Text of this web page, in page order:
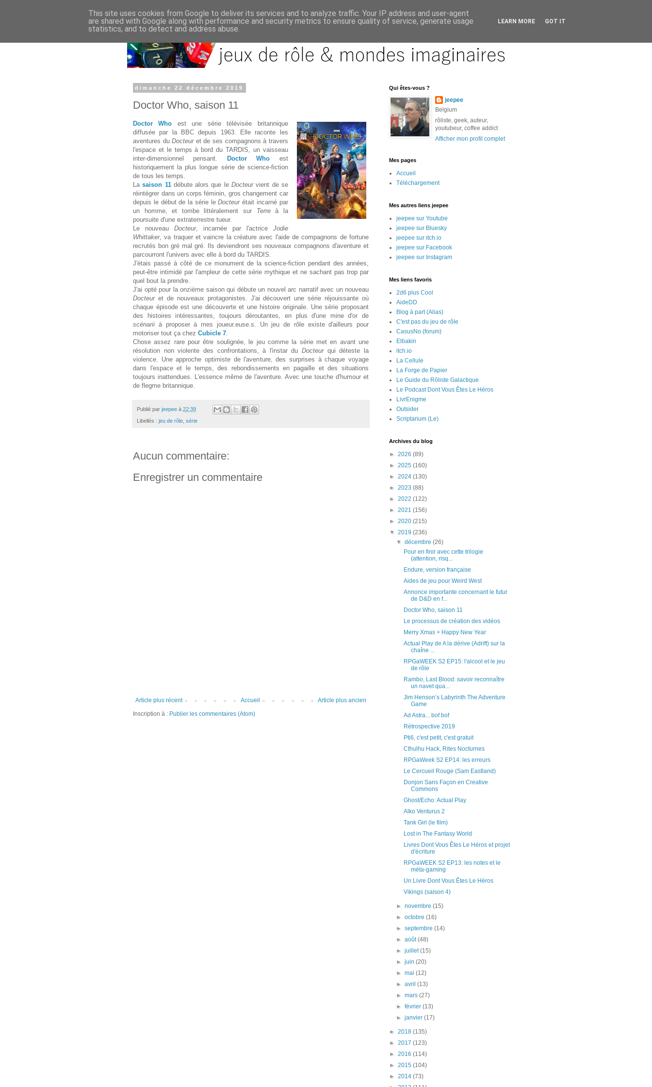
dimanche 22 décembre 2019
Doctor Who, saison 11
Doctor Who est une série télévisée britannique
diffusée par la BBC depuis 1963. Elle raconte les
aventures duDocteur et de ses compagnons à travers
l'espace et le temps à bord du TARDIS, un vaisseau
inter-dimensionnel pensant. Doctor Who est
historiquement la plus longue série de science-fiction
de tous les temps.
Lasaison 11débute alors que le Docteurvient de se
réintégrer dans un corps féminin, gros changement car
depuis le début de la série leDocteurétait incarné par
un homme, et tombe littéralement sur Terreà la
poursuite d'une extraterrestre tueur.
Le nouveau Docteur, incarnée par l'actrice Jodie
Whittaker, va traquer et vaincre la créature avec l'aide de compagnons de fortune
recrutés bon gré mal gré. Ils deviendront ses nouveaux compagnons d'aventure et
parcourront l'univers avec elle à bord du TARDIS.
J'étais passé à côté de ce monument de la science-fiction pendant des années,
peut-être intimidé par l'ampleur de cette série mythique et ne sachant pas trop par
quel bout la prendre.
J'ai opté pour la onzième saison qui débute un nouvel arc narratif avec un nouveau
Docteur et de nouveaux protagonistes. J'ai découvert une série réjouissante où
chaque épisode est une découverte et une histoire originale. Une série proposant
des histoires intéressantes, toujours déroutantes, en plus d'une mine d'or de
scénarii à proposer à mes joueur.euse.s. Un jeu de rôle existe d'ailleurs pour
motoriser tout ça chez Cubicle 7
Chose assez rare pour être soulignée, le jeu comme la série met en avant une
résolution non violente des confrontations, à l'instar duDocteur qui déteste la
violence. Une approche optimiste de l'aventure, des surprises à chaque voyage
dans l'espace et le temps, des rebondissements en pagaille et des situations
toujours inattendues. L'essence même de l'aventure. Avec une touche d'humour et
de flegme britannique.
Publié par jeepee à 22:39
Libellés : jeu de rôle série
Aucun commentaire:
Enregistrer un commentaire
Article plus récent Article plus ancien
Accueil
Inscription à : Publier les commentaires (Atom)
Qui êtes-vous ?
jeepee
Belgium
rôliste, geek, auteur,
youtubeur, coffee addict
Afficher mon profil complet
Mes pages
Accueil
Téléchargement
Mes autres liens jeepee
jeepee sur Youtube
jeepee sur Bluesky
jeepee sur itch.io
jeepee sur Facebook
jeepee sur Instagram
Mes liens favoris
2d6 plus Cool
AideDD
Blog à part (Alias)
C'est pas du jeu de rôle
CasusNo (forum)
Elbakin
itch.io
La Cellule
La Forge de Papier
Le Guide du Rôliste Galactique
Le Podcast Dont Vous Êtes Le Héros
LivrEnigme
Outsider
Scriptarium (Le)
Archives du blog
► 2026 (89)
► 2025 (160)
► 2024 (130)
► 2023 (88)
► 2022 (122)
► 2021 (156)
► 2020 (215)
▼ 2019 (236)
▼décembre(26)
Pour en finir avec cette trilogie
(attention, risq...
Endure, version française
Aides de jeu pour Weird West
Annonce importante concernant le futur
de D&D en f...
Doctor Who, saison 11
Le processus de création des vidéos
Merry Xmas + Happy New Year
Actual Play de A la dérive (Adrift) sur la
chaîne ...
RPGaWEEK S2 EP15: l'alcool et le jeu
de rôle
Rambo, Last Blood: savoir reconnaître
un navet qua...
Jim Henson’s Labyrinth The Adventure
Game
Ad Astra... bof bof
Rétrospective 2019
Pti6, c'est petit, c'est gratuit
Cthulhu Hack, Rites Nocturnes
RPGaWeek S2 EP14: les erreurs
Le Cercueil Rouge (Sam Eastland)
Donjon Sans Façon en Creative
Commons
Ghost/Echo: Actual Play
Alko Venturus 2
Tank Girl (le film)
Lost in The Fantasy World
Livres Dont Vous Êtes Le Héros et projet
d'écriture
RPGaWEEK S2 EP13: les notes et le
méta-gaming
Un Livre Dont Vous Êtes Le Héros
Vikings (saison 4)
►novembre(15)
►octobre(16)
►septembre(14)
►août(48)
►juillet(15)
►juin(20)
►mai(12)
►avril(13)
►mars(27)
►février(13)
►janvier(17)
► 2018 (135)
► 2017 (123)
► 2016 (114)
► 2015 (104)
► 2014 (73)
This site uses cookies from Google to deliver its services and to analyze traffic. Your IP address and user-agent
are shared with Google along with performance and security metrics to ensure quality of service, generate usage
statistics, and to detect and address abuse.
LEARN MORE GOT IT